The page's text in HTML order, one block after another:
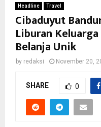
Headline Travel
Cibaduyut
Liburan
Belanja Unik
by redaksi November 20,
SHARE 0